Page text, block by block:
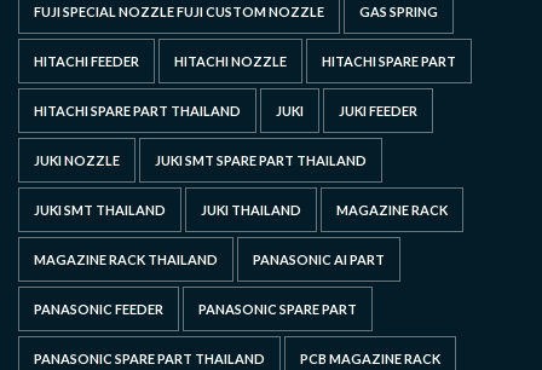
FUJI SPECIAL NOZZLE FUJI CUSTOM NOZZLE GAS SPRING
HITACHI FEEDER HITACHI NOZZLE HITACHI SPARE PART
HITACHI SPARE PART THAILAND JUKI JUKI FEEDER
JUKI NOZZLE JUKI SMT SPARE PART THAILAND
JUKI SMT THAILAND JUKI THAILAND MAGAZINE RACK
MAGAZINE RACK THAILAND PANASONIC AI PART
PANASONIC FEEDER PANASONIC SPARE PART
PANASONIC SPARE PART THAILAND PCB MAGAZINE RACK